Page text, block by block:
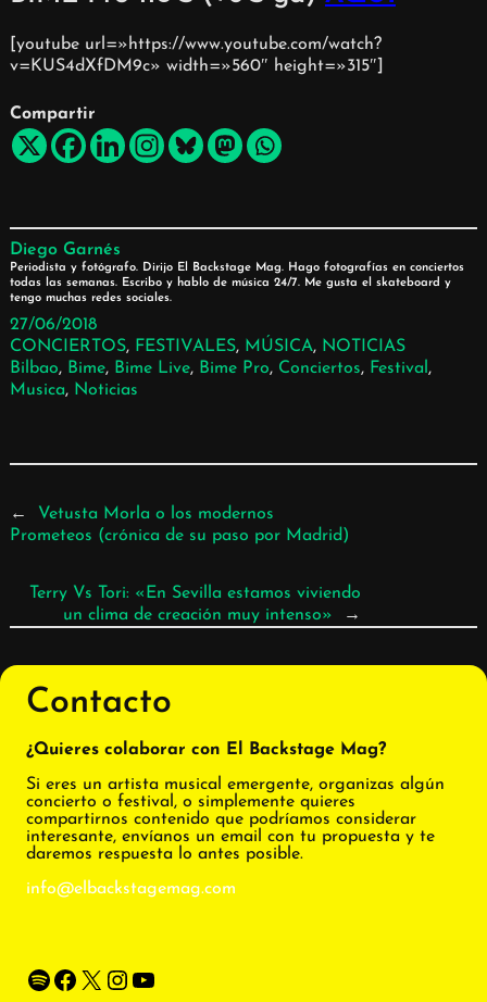
[youtube url=»https://www.youtube.com/watch?
v=KUS4dXfDM9c» width=»560″ height=»315″]
Compartir
Diego Garnés
Periodista y fotógrafo. Dirijo El Backstage Mag. Hago fotografías en conciertos
todas las semanas. Escribo y hablo de música 24/7. Me gusta el skateboard y
tengo muchas redes sociales.
27/06/2018
CONCIERTOS, FESTIVALES, MÚSICA, NOTICIAS
Bilbao, Bime, Bime Live, Bime Pro, Conciertos, Festival ,
Musica, Noticias
←
Vetusta Morla o los modernos
Prometeos (crónica de su paso por Madrid)
Terry Vs Tori: «En Sevilla estamos viviendo
un clima de creación muy intenso»
→
Contacto
¿Quieres colaborar con El Backstage Mag?
Si eres un artista musical emergente, organizas algún
concierto o festival, o simplemente quieres
compartirnos contenido que podríamos considerar
interesante, envíanos un email con tu propuesta y te
daremos respuesta lo antes posible.
info@elbackstagemag.com
Spotify Facebook X Instagram YouTube